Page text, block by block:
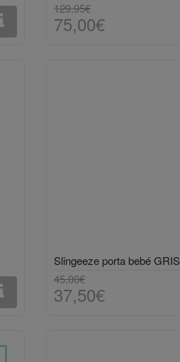
129,95€
75,00€
Slingeeze porta bebé GRIS
45,00€
37,50€